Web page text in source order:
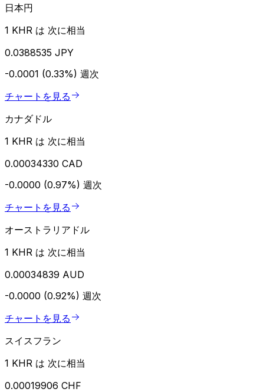
日本円
1 KHR は 次に相当
0.0388535 JPY
-0.0001 (0.33%) 週次
チャートを見る
カナダドル
1 KHR は 次に相当
0.00034330 CAD
-0.0000 (0.97%) 週次
チャートを見る
オーストラリアドル
1 KHR は 次に相当
0.00034839 AUD
-0.0000 (0.92%) 週次
チャートを見る
スイスフラン
1 KHR は 次に相当
0.00019906 CHF